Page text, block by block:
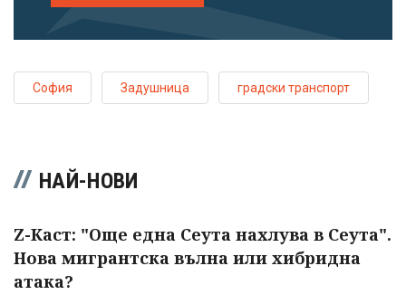
София Задушница градски транспорт
НАЙ-НОВИ
Z-Каст: "Още една Сеута нахлува в Сеута".
Нова мигрантска вълна или хибридна
атака?